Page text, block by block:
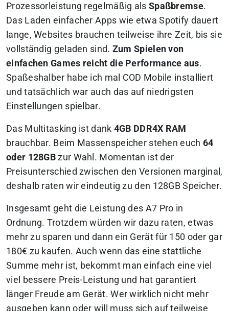
Prozessorleistung regelmäßig als Spaßbremse.
Das Laden einfacher Apps wie etwa Spotify dauert
lange, Websites brauchen teilweise ihre Zeit, bis sie
vollständig geladen sind. Zum Spielen von
einfachen Games reicht die Performance aus.
Spaßeshalber habe ich mal COD Mobile installiert
und tatsächlich war auch das auf niedrigsten
Einstellungen spielbar.
Das Multitasking ist dank 4GB DDR4X RAM
brauchbar. Beim Massenspeicher stehen euch 64
oder 128GB zur Wahl. Momentan ist der
Preisunterschied zwischen den Versionen marginal,
deshalb raten wir eindeutig zu den 128GB Speicher.
Insgesamt geht die Leistung des A7 Pro in
Ordnung. Trotzdem würden wir dazu raten, etwas
mehr zu sparen und dann ein Gerät für 150 oder gar
180€ zu kaufen. Auch wenn das eine stattliche
Summe mehr ist, bekommt man einfach eine viel
viel bessere Preis-Leistung und hat garantiert
länger Freude am Gerät. Wer wirklich nicht mehr
ausgeben kann oder will muss sich auf teilweise